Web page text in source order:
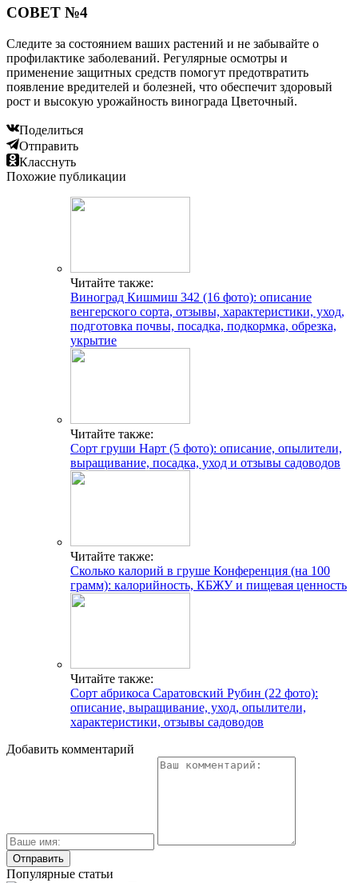
СОВЕТ №4
Следите за состоянием ваших растений и не забывайте о
профилактике заболеваний. Регулярные осмотры и
применение защитных средств помогут предотвратить
появление вредителей и болезней, что обеспечит здоровый
рост и высокую урожайность винограда Цветочный.
Поделиться
Отправить
Класснуть
Похожие публикации
Читайте также:
Виноград Кишмиш 342 (16 фото): описание
венгерского сорта, отзывы, характеристики, уход,
подготовка почвы, посадка, подкормка, обрезка,
укрытие
Читайте также:
Сорт груши Нарт (5 фото): описание, опылители,
выращивание, посадка, уход и отзывы садоводов
Читайте также:
Сколько калорий в груше Конференция (на 100
грамм): калорийность, КБЖУ и пищевая ценность
Читайте также:
Сорт абрикоса Саратовский Рубин (22 фото):
описание, выращивание, уход, опылители,
характеристики, отзывы садоводов
Добавить комментарий
Популярные статьи